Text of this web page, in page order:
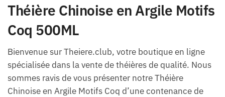
Théière Chinoise en Argile Motifs
Coq 500ML
Bienvenue sur Theiere.club, votre boutique en ligne
spécialisée dans la vente de théières de qualité. Nous
sommes ravis de vous présenter notre Théière
Chinoise en Argile Motifs Coq d’une contenance de